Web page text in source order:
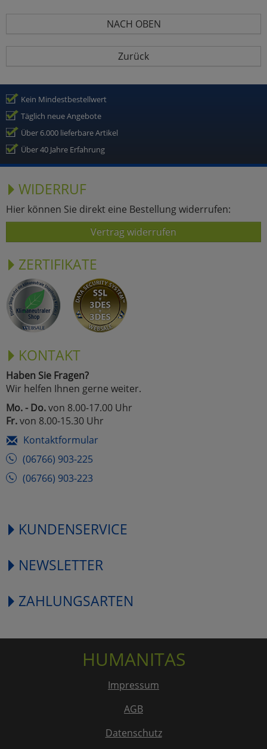
NACH OBEN
Zurück
Kein Mindestbestellwert
Täglich neue Angebote
Über 6.000 lieferbare Artikel
Über 40 Jahre Erfahrung
WIDERRUF
Hier können Sie direkt eine Bestellung widerrufen:
Vertrag widerrufen
ZERTIFIKATE
KONTAKT
Haben Sie Fragen?
Wir helfen Ihnen gerne weiter.
Mo. - Do.von 8.00-17.00 Uhr
Fr.von 8.00-15.30 Uhr
Kontaktformular
(06766) 903-225
(06766) 903-223
KUNDENSERVICE
NEWSLETTER
ZAHLUNGSARTEN
HUMANITAS
Impressum
AGB
Datenschutz